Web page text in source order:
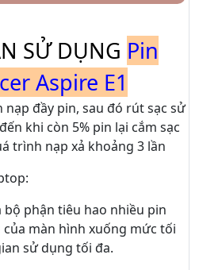
SỬ DỤNG Pin
Aspire E1
nạp đầy pin, sau đó rút sạc sử
khi còn 5% pin lại cắm sạc
trình nạp xả khoảng 3 lần
phận tiêu hao nhiều pin
màn hình xuống mức tối
sử dụng tối đa.